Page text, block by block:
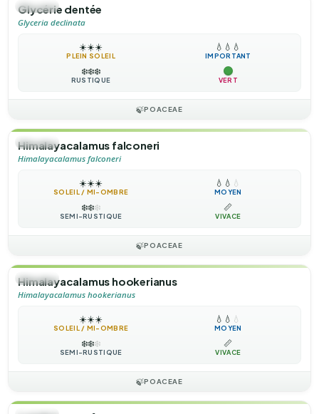
🌿HERBE
Glycérie dentée
Glyceria declinata
☀️☀️☀️
PLEIN SOLEIL
💧 💧 💧
IMPORTANT
❄️❄️❄️
RUSTIQUE VERT
🍃POACEAE
🌿HERBE
Himalayacalamus falconeri
Himalayacalamus falconeri
☀️☀️☀️
SOLEIL / MI-OMBRE
💧 💧 💧
MOYEN
❄️❄️❄️
SEMI-RUSTIQUE
📏
VIVACE
🍃POACEAE
🌿HERBE
Himalayacalamus hookerianus
Himalayacalamus hookerianus
☀️☀️☀️
SOLEIL / MI-OMBRE
💧 💧 💧
MOYEN
❄️❄️❄️
SEMI-RUSTIQUE
📏
VIVACE
🍃POACEAE